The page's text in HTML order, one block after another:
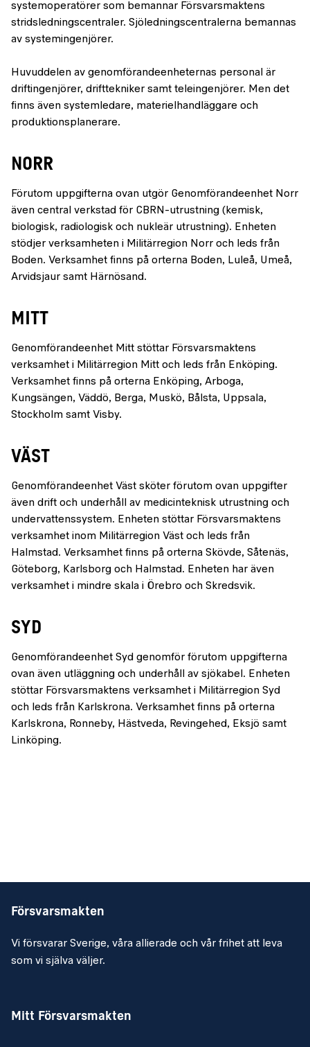
systemoperatörer som bemannar Försvarsmaktens
stridsledningscentraler. Sjöledningscentralerna bemannas
av systemingenjörer.
Huvuddelen av genomförandeenheternas personal är
driftingenjörer, drifttekniker samt teleingenjörer. Men det
finns även systemledare, materielhandläggare och
produktionsplanerare.
NORR
Förutom uppgifterna ovan utgör Genomförandeenhet Norr
även central verkstad för CBRN-utrustning (kemisk,
biologisk, radiologisk och nukleär utrustning). Enheten
stödjer verksamheten i Militärregion Norr och leds från
Boden. Verksamhet finns på orterna Boden, Luleå, Umeå,
Arvidsjaur samt Härnösand.
MITT
Genomförandeenhet Mitt stöttar Försvarsmaktens
verksamhet i Militärregion Mitt och leds från Enköping.
Verksamhet finns på orterna Enköping, Arboga,
Kungsängen, Väddö, Berga, Muskö, Bålsta, Uppsala,
Stockholm samt Visby.
VÄST
Genomförandeenhet Väst sköter förutom ovan uppgifter
även drift och underhåll av medicinteknisk utrustning och
undervattenssystem. Enheten stöttar Försvarsmaktens
verksamhet inom Militärregion Väst och leds från
Halmstad. Verksamhet finns på orterna Skövde, Såtenäs,
Göteborg, Karlsborg och Halmstad. Enheten har även
verksamhet i mindre skala i Örebro och Skredsvik.
SYD
Genomförandeenhet Syd genomför förutom uppgifterna
ovan även utläggning och underhåll av sjökabel. Enheten
stöttar Försvarsmaktens verksamhet i Militärregion Syd
och leds från Karlskrona. Verksamhet finns på orterna
Karlskrona, Ronneby, Hästveda, Revingehed, Eksjö samt
Linköping.
Försvarsmakten
Vi försvarar Sverige, våra allierade och vår frihet att leva
som vi själva väljer.
Mitt Försvarsmakten